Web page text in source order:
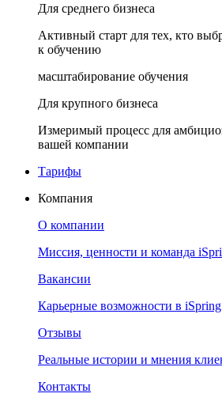
Для среднего бизнеса
Активный старт для тех, кто
к обучению
масштабирование обучения
Для крупного бизнеса
Измеримый процесс для
вашей компании
Тарифы
Компания
О компании
Миссия, ценности и команда
Вакансии
Карьерные возможности в iSpring
Отзывы
Реальные истории и мнения
Контакты